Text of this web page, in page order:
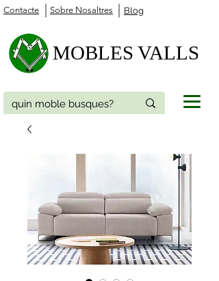
Contacte Blog
Sobre Nosaltres
MOBLES VALLS